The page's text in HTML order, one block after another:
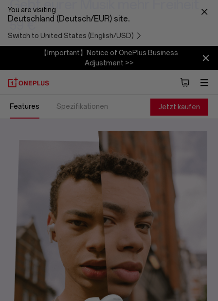
You are visiting
Deutschland (Deutsch/EUR) site.
Switch to United States (English/USD)
【Important】Notice of OnePlus Business
Adjustment >>
Features Spezifikationen Jetzt kaufen
Gebt eurer Musik mehr Freiheit
59 €